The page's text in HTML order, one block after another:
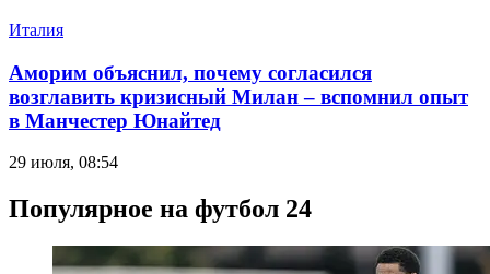
Италия
Аморим объяснил, почему согласился
возглавить кризисный Милан – вспомнил опыт
в Манчестер Юнайтед
29 июля, 08:54
Популярное на футбол 24